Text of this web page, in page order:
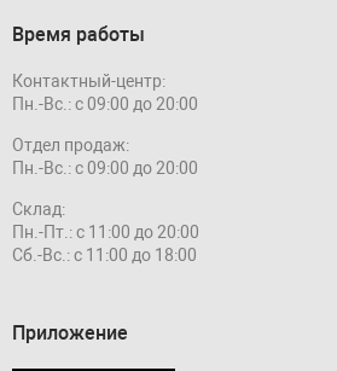
Время работы
Контактный-центр:
Пн.-Вс.: с 09:00 до 20:00
Отдел продаж:
Пн.-Вс.: с 09:00 до 20:00
Склад:
Пн.-Пт.: с 11:00 до 20:00
Сб.-Вс.: с 11:00 до 18:00
Приложение